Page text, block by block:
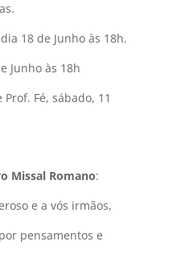
18 de Junho às 18h.
Junho às 18h
Prof. Fé, sábado, 11
Missal Romano:
e a vós irmãos,
pensamentos e